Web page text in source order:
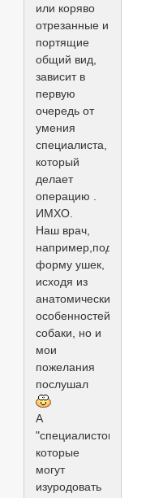
или коряво
отрезанные и
портящие
общий вид,
зависит в
первую
очередь от
умения
специалиста,
который
делает
операцию .
ИМХО.
Наш врач,
например,подбирал
форму ушек,
исходя из
анатомических
особенностей
собаки, но и
мои
пожелания
послушал
А
"специалистов"
которые
могут
изуродовать